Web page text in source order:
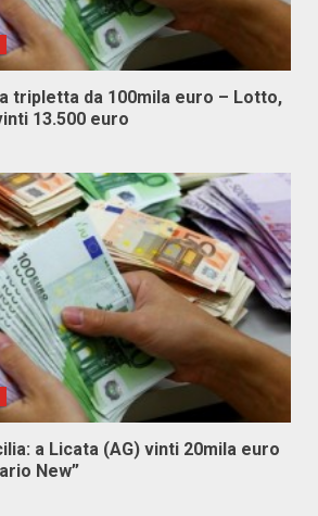
tripletta da 100mila euro – Lotto,
13.500 euro
a Licata (AG) vinti 20mila euro
New”